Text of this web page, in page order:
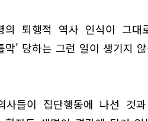
퇴행적 역사 인식이 그대
' 당하는 그런 일이 생기지
들이 집단행동에 나선 것